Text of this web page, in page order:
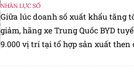
NHÂN LỰC SỐ
Giữa lúc doanh số xuất khẩu tăng
giảm, hãng xe Trung Quốc BYD
9.000 vị trí tại tổ hợp sản xuất